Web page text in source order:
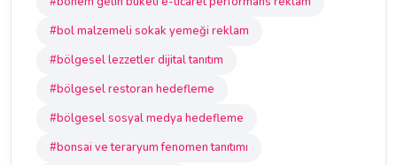
#bol malzemeli sokak yemeği reklam
#bölgesel lezzetler dijital tanıtım
#bölgesel restoran hedefleme
#bölgesel sosyal medya hedefleme
#bonsai ve teraryum fenomen tanıtımı